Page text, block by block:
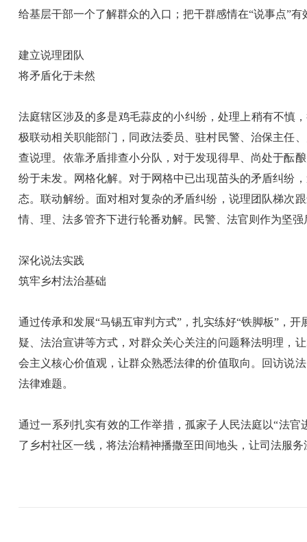
给基层干部一个了解群众的入口；把干群感情在“说事点”
建立说理团队
将矛盾化于未然
法庭辖区涉及的多是鸡毛蒜皮的小纠纷，处理上稍有不慎
极联动相关职能部门，同政法委员、驻村民警、治保主任
查说理。依靠矛盾排查小分队，对于发现得早、尚处于酝
纷于未发。网格化解。对于网格中已出现苗头的矛盾纠纷
态。联动解纷。面对相对复杂的矛盾纠纷，说理团队梯次
情、理、法多管齐下进行轮番劝解。民警、法官则作为坚
深化说法实践
筑牢乡村法治基础
通过传承和发展“马锡五审判方式”，扎实练好“铁脚板”，
疑、法治宣讲等方式，对群众关心关注的问题释法明理，
会主义核心价值观，让群众熟悉法律的价值取向。回访说
法律难题。
通过一系列扎实有效的工作举措，孤家子人民法庭以“法
了乡村社区一线，将法治精神播撒至田间地头，让司法服